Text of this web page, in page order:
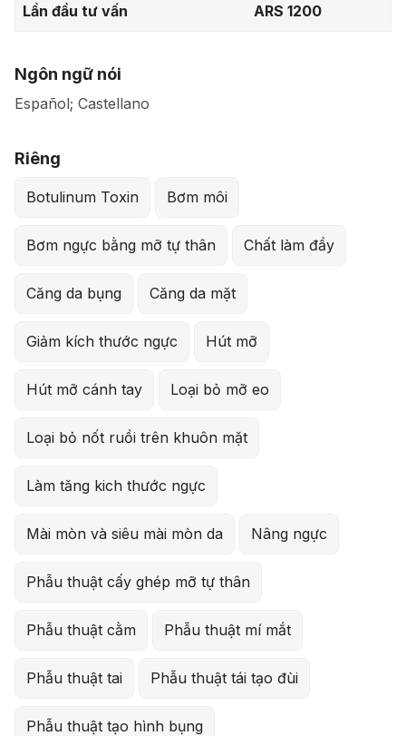
Lần đầu tư vấn ARS 1200
Ngôn ngữ nói
Español; Castellano
Riêng
Botulinum Toxin Bơm môi
Bơm ngực bằng mỡ tự thân Chất làm đầy
Căng da bụng Căng da mặt
Giảm kích thước ngực Hút mỡ
Hút mỡ cánh tay Loại bỏ mỡ eo
Loại bỏ nốt ruồi trên khuôn mặt
Làm tăng kich thước ngực
Mài mòn và siêu mài mòn da Nâng ngực
Phẫu thuật cấy ghép mỡ tự thân
Phẫu thuật cằm Phẫu thuật mí mắt
Phẫu thuật tai Phẫu thuật tái tạo đùi
Phẫu thuật tạo hình bụng